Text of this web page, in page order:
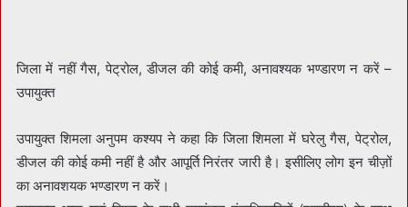
जिला में नहीं गैस, पेट्रोल, डीजल की कोई कमी, अनावश्यक भण्डारण न करें –
उपायुक्त
उपायुक्त शिमला अनुपम कश्यप ने कहा कि जिला शिमला में घरेलु गैस, पेट्रोल,
डीजल की कोई कमी नहीं है और आपूर्ति निरंतर जारी है। इसीलिए लोग इन चीज़ों
का अनावशयक भण्डारण न करें।